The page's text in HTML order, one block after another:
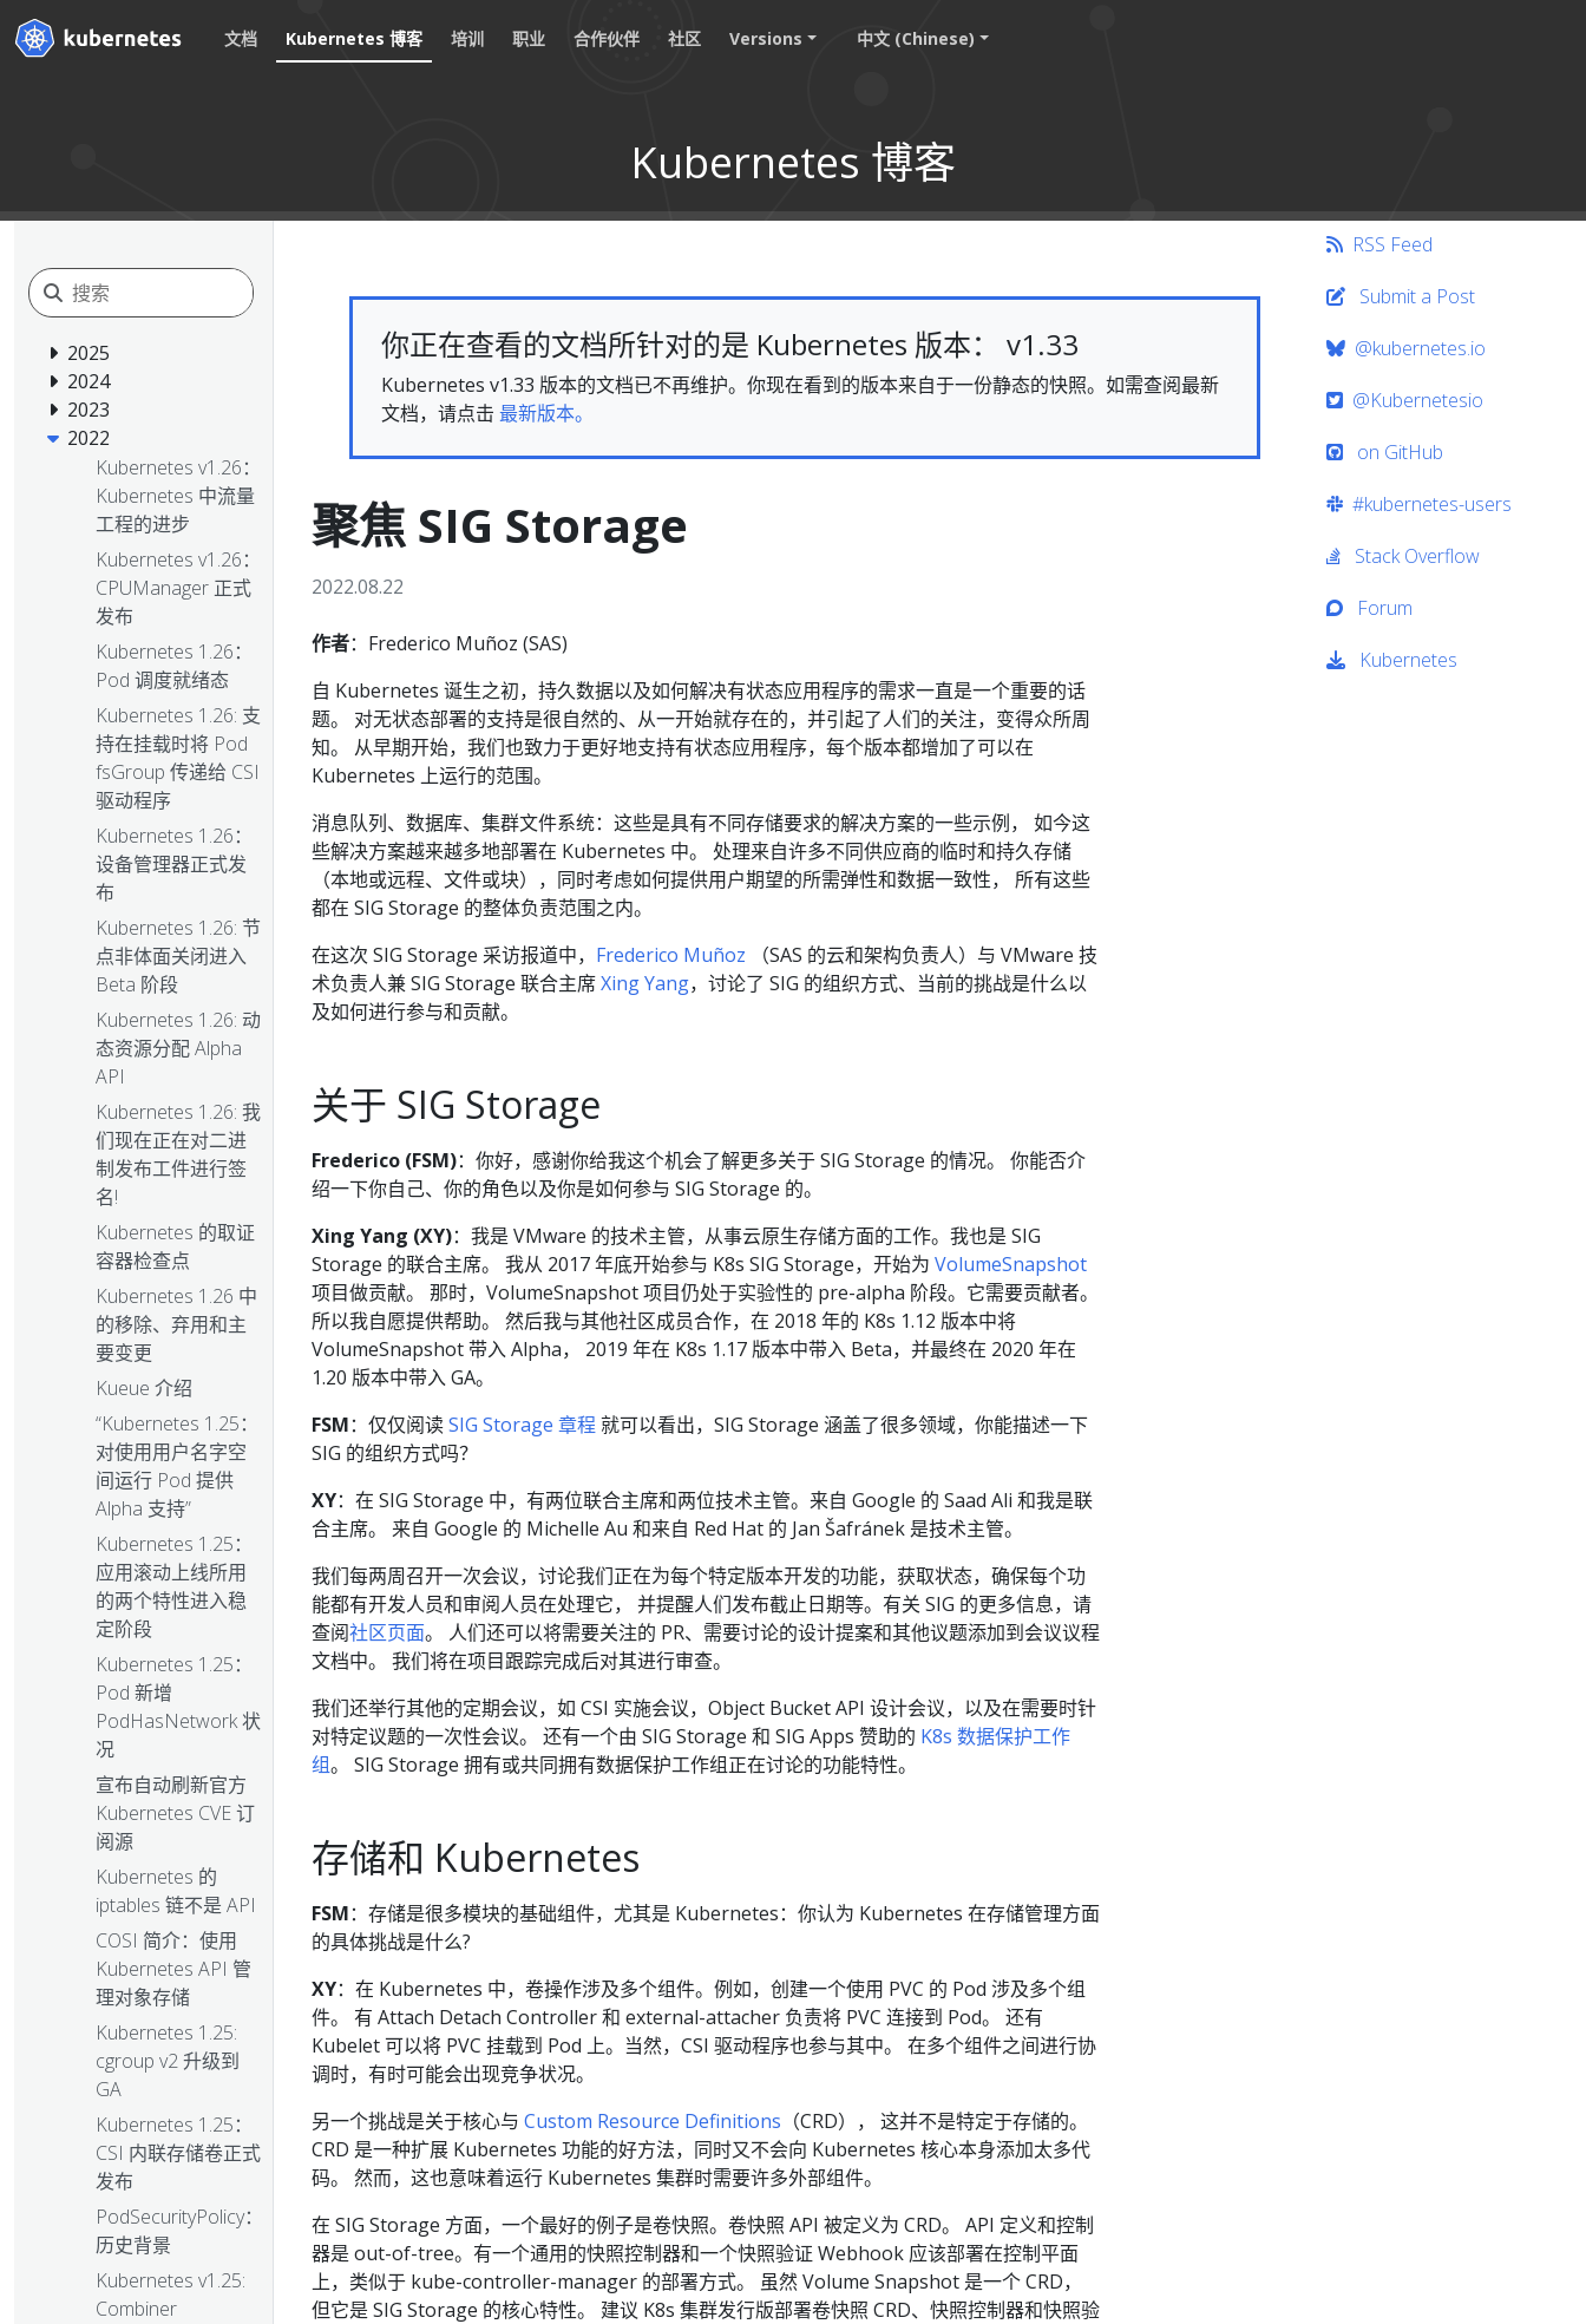
文档 Kubernetes 博客 培训 职业 合作伙伴 社区 Versions 中文 (Chinese)
Kubernetes 博客
2025
2024
2023
2022
Kubernetes v1.26：
Kubernetes 中流量
工程的进步
Kubernetes v1.26：
CPUManager 正式
发布
Kubernetes 1.26：
Pod 调度就绪态
Kubernetes 1.26: 支
持在挂载时将 Pod
fsGroup 传递给 CSI
驱动程序
Kubernetes 1.26：
设备管理器正式发
布
Kubernetes 1.26: 节
点非体面关闭进入
Beta 阶段
Kubernetes 1.26: 动
态资源分配 Alpha
API
Kubernetes 1.26: 我
们现在正在对二进
制发布工件进行签
名!
Kubernetes 的取证
容器检查点
Kubernetes 1.26 中
的移除、弃用和主
要变更
Kueue 介绍
“Kubernetes 1.25：
对使用用户名字空
间运行 Pod 提供
Alpha 支持”
Kubernetes 1.25：
应用滚动上线所用
的两个特性进入稳
定阶段
Kubernetes 1.25：
Pod 新增
PodHasNetwork 状
况
宣布自动刷新官方
Kubernetes CVE 订
阅源
Kubernetes 的
iptables 链不是 API
COSI 简介：使用
Kubernetes API 管
理对象存储
Kubernetes 1.25:
cgroup v2 升级到
GA
Kubernetes 1.25：
CSI 内联存储卷正式
发布
PodSecurityPolicy：
历史背景
Kubernetes v1.25:
Combiner
你正在查看的文档所针对的是 Kubernetes 版本： v1.33
Kubernetes v1.33 版本的文档已不再维护。你现在看到的版本来自于一份静态的快照。如需查阅最新
文档，请点击 最新版本。
聚焦 SIG Storage
2022.08.22
作者：Frederico Muñoz (SAS)
自 Kubernetes 诞生之初，持久数据以及如何解决有状态应用程序的需求一直是一个重要的话
题。 对无状态部署的支持是很自然的、从一开始就存在的，并引起了人们的关注，变得众所周
知。 从早期开始，我们也致力于更好地支持有状态应用程序，每个版本都增加了可以在
Kubernetes 上运行的范围。
消息队列、数据库、集群文件系统：这些是具有不同存储要求的解决方案的一些示例， 如今这
些解决方案越来越多地部署在 Kubernetes 中。 处理来自许多不同供应商的临时和持久存储
（本地或远程、文件或块），同时考虑如何提供用户期望的所需弹性和数据一致性， 所有这些
都在 SIG Storage 的整体负责范围之内。
在这次 SIG Storage 采访报道中， Frederico Muñoz （SAS 的云和架构负责人）与 VMware 技
术负责人兼 SIG Storage 联合主席Xing Yang，讨论了 SIG 的组织方式、当前的挑战是什么以
及如何进行参与和贡献。
关于 SIG Storage
Frederico (FSM)：你好，感谢你给我这个机会了解更多关于 SIG Storage 的情况。 你能否介
绍一下你自己、你的角色以及你是如何参与 SIG Storage 的。
Xing Yang (XY)：我是 VMware 的技术主管，从事云原生存储方面的工作。我也是 SIG
Storage 的联合主席。 我从 2017 年底开始参与 K8s SIG Storage，开始为 VolumeSnapshot
项目做贡献。 那时，VolumeSnapshot 项目仍处于实验性的 pre-alpha 阶段。它需要贡献者。
所以我自愿提供帮助。 然后我与其他社区成员合作，在 2018 年的 K8s 1.12 版本中将
VolumeSnapshot 带入 Alpha， 2019 年在 K8s 1.17 版本中带入 Beta，并最终在 2020 年在
1.20 版本中带入 GA。
FSM：仅仅阅读SIG Storage 章程 就可以看出，SIG Storage 涵盖了很多领域，你能描述一下
SIG 的组织方式吗？
XY：在 SIG Storage 中，有两位联合主席和两位技术主管。来自 Google 的 Saad Ali 和我是联
合主席。 来自 Google 的 Michelle Au 和来自 Red Hat 的 Jan Šafránek 是技术主管。
我们每两周召开一次会议，讨论我们正在为每个特定版本开发的功能，获取状态，确保每个功
能都有开发人员和审阅人员在处理它， 并提醒人们发布截止日期等。有关 SIG 的更多信息，请
查阅社区页面。 人们还可以将需要关注的 PR、需要讨论的设计提案和其他议题添加到会议议程
文档中。 我们将在项目跟踪完成后对其进行审查。
我们还举行其他的定期会议，如 CSI 实施会议，Object Bucket API 设计会议，以及在需要时针
对特定议题的一次性会议。 还有一个由 SIG Storage 和 SIG Apps 赞助的 K8s 数据保护工作
组。 SIG Storage 拥有或共同拥有数据保护工作组正在讨论的功能特性。
存储和 Kubernetes
FSM：存储是很多模块的基础组件，尤其是 Kubernetes：你认为 Kubernetes 在存储管理方面
的具体挑战是什么?
XY：在 Kubernetes 中，卷操作涉及多个组件。例如，创建一个使用 PVC 的 Pod 涉及多个组
件。 有 Attach Detach Controller 和 external-attacher 负责将 PVC 连接到 Pod。 还有
Kubelet 可以将 PVC 挂载到 Pod 上。当然，CSI 驱动程序也参与其中。 在多个组件之间进行协
调时，有时可能会出现竞争状况。
另一个挑战是关于核心与 Custom Resource Definitions （CRD）， 这并不是特定于存储的。
CRD 是一种扩展 Kubernetes 功能的好方法，同时又不会向 Kubernetes 核心本身添加太多代
码。 然而，这也意味着运行 Kubernetes 集群时需要许多外部组件。
在 SIG Storage 方面，一个最好的例子是卷快照。卷快照 API 被定义为 CRD。 API 定义和控制
器是 out-of-tree。有一个通用的快照控制器和一个快照验证 Webhook 应该部署在控制平面
上，类似于 kube-controller-manager 的部署方式。 虽然 Volume Snapshot 是一个 CRD，
但它是 SIG Storage 的核心特性。 建议 K8s 集群发行版部署卷快照 CRD、快照控制器和快照验
RSS Feed
Submit a Post
@kubernetes.io
@Kubernetesio
on GitHub
#kubernetes-users
Stack Overflow
Forum
Kubernetes